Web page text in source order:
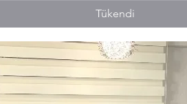
Tükendi